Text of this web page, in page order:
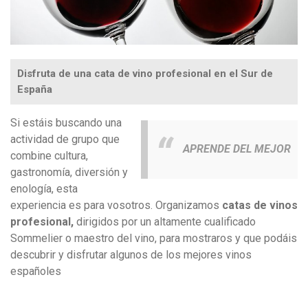
Disfruta de una cata de vino profesional en el Sur de
España
APRENDE DEL MEJOR
Si estáis buscando una
actividad de grupo que
combine cultura,
gastronomía, diversión y
enología, esta
experiencia es para vosotros. Organizamos catas de vinos
profesional, dirigidos por un altamente cualificado
Sommelier o maestro del vino, para mostraros y que podáis
descubrir y disfrutar algunos de los mejores vinos
españoles